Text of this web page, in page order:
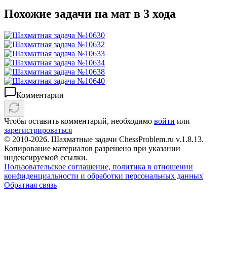
Похожие задачи на мат в 3 хода
Комментарии
Чтобы оставить комментарий, необходимо войти или
зарегистрироваться
© 2010-2026. Шахматные задачи ChessProblem.ru v.1.8.13.
Копирование материалов разрешено при указании
индексируемой ссылки.
Пользовательское соглашение, политика в отношении
конфиденциальности и обработки персональных данных
Обратная связь